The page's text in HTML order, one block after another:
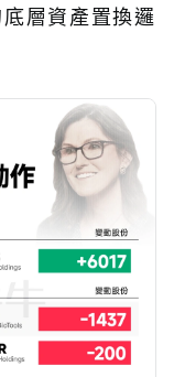
層資產置換邏